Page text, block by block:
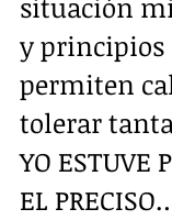
situación
y principios
permiten
tolerar
YO ESTUVE
EL